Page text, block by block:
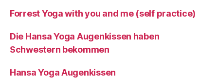
Forrest Yoga with you and me (self practice)
Die Hansa Yoga Augenkissen haben
Schwestern bekommen
Hansa Yoga Augenkissen